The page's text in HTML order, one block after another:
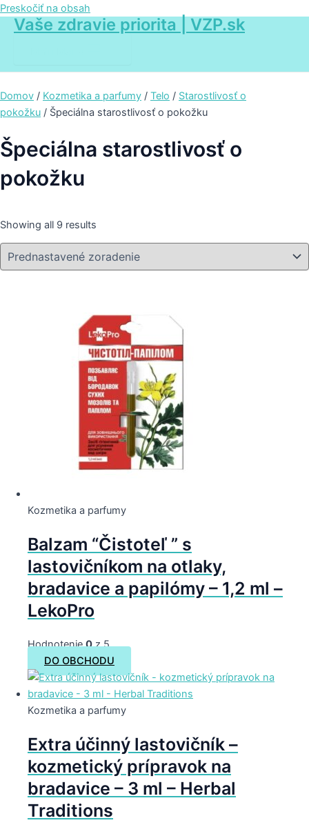
Preskočiť na obsah
Vaše zdravie priorita | VZP.sk
Domov / Kozmetika a parfumy / Telo / Starostlivosť o
pokožku / Špeciálna starostlivosť o pokožku
Špeciálna starostlivosť o
pokožku
Showing all 9 results
Kozmetika a parfumy
Balzam “Čistoteľ ” s
lastovičníkom na otlaky,
bradavice a papilómy – 1,2 ml –
LekoPro
Hodnotenie0z 5
DO OBCHODU
Kozmetika a parfumy
Extra účinný lastovičník –
kozmetický prípravok na
bradavice – 3 ml – Herbal
Traditions